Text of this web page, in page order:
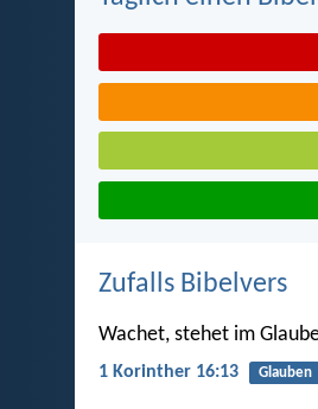
Zufalls Bibelvers
Wachet, stehet im
1 Korinther 16:13 Glauben